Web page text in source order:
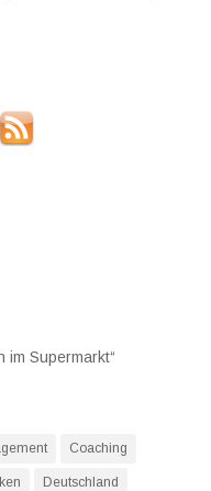
im Supermarkt“
Coaching
Deutschland